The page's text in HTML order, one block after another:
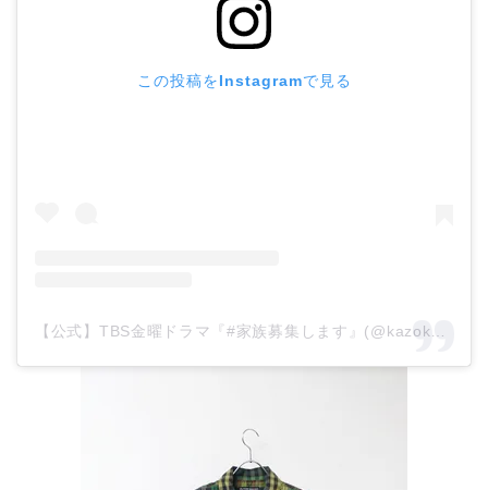
この投稿をInstagramで見る
【公式】TBS金曜ドラマ『#家族募集します』(@kazokuboshuushimasu_tbs)がシェアした投稿